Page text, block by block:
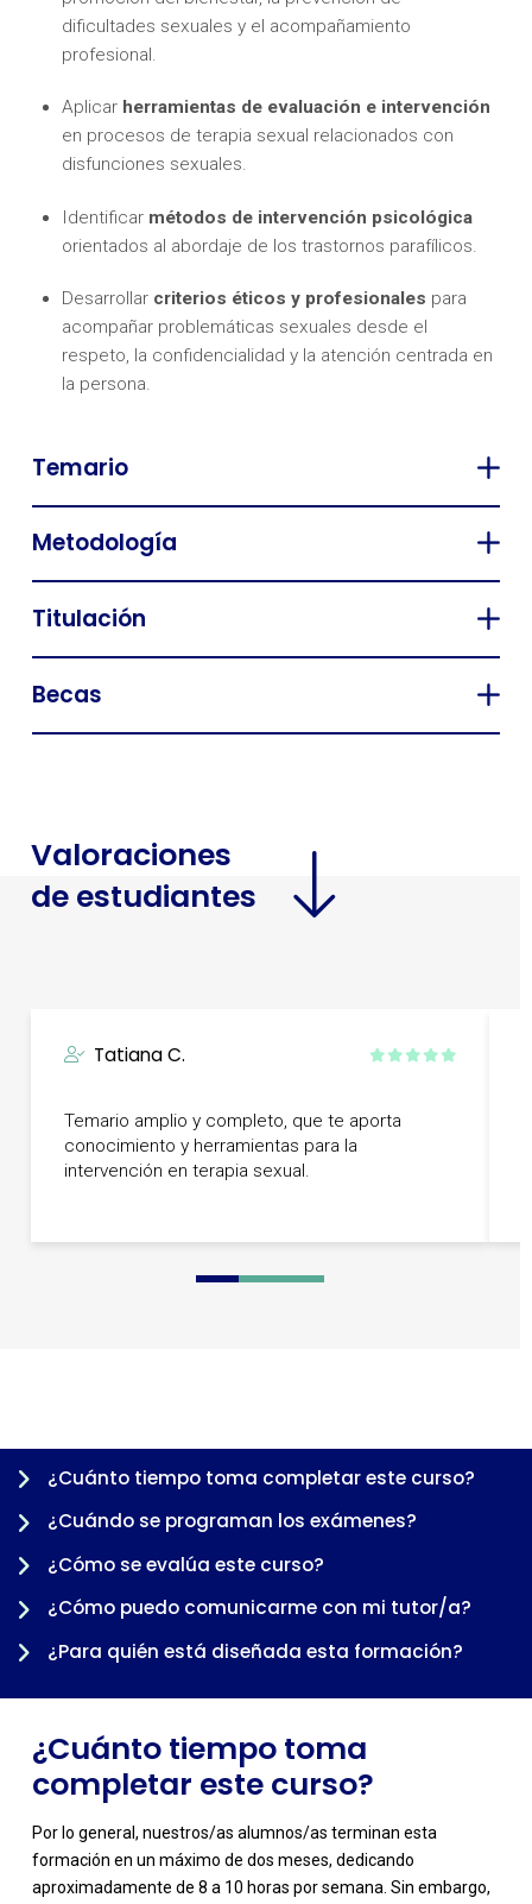
dificultades sexuales y el acompañamiento
profesional.
Aplicar herramientas de evaluación e intervención
en procesos de terapia sexual relacionados con
disfunciones sexuales.
Identificar métodos de intervención psicológica
orientados al abordaje de los trastornos parafílicos.
Desarrollar criterios éticos y profesionales para
acompañar problemáticas sexuales desde el
respeto, la confidencialidad y la atención centrada en
la persona.
Temario
Metodología
Titulación
Becas
Valoraciones
de estudiantes
Tatiana C.
Temario amplio y completo, que te aporta
conocimiento y herramientas para la
intervención en terapia sexual.
0 1 2 3 4 5 6
¿Cuánto tiempo toma completar este curso?
¿Cuándo se programan los exámenes?
¿Cómo se evalúa este curso?
¿Cómo puedo comunicarme con mi tutor/a?
¿Para quién está diseñada esta formación?
¿Cuánto tiempo toma
completar este curso?
Por lo general, nuestros/as alumnos/as terminan esta
formación en un máximo de dos meses, dedicando
aproximadamente de 8 a 10 horas por semana. Sin embargo,